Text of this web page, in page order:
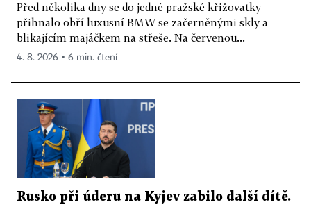
Před několika dny se do jedné pražské křižovatky
přihnalo obří luxusní BMW se začerněnými skly a
blikajícím majáčkem na střeše. Na červenou...
4. 8. 2026 ▪ 6 min. čtení
Rusko při úderu na Kyjev zabilo další dítě.